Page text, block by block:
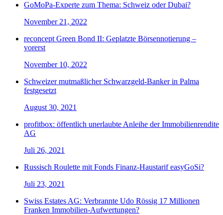
GoMoPa-Experte zum Thema: Schweiz oder Dubai?
November 21, 2022
reconcept Green Bond II: Geplatzte Börsennotierung –
vorerst
November 10, 2022
Schweizer mutmaßlicher Schwarzgeld-Banker in Palma
festgesetzt
August 30, 2021
profitbox: öffentlich unerlaubte Anleihe der Immobilienrendite
AG
Juli 26, 2021
Russisch Roulette mit Fonds Finanz-Haustarif easyGoSi?
Juli 23, 2021
Swiss Estates AG: Verbrannte Udo Rössig 17 Millionen
Franken Immobilien-Aufwertungen?